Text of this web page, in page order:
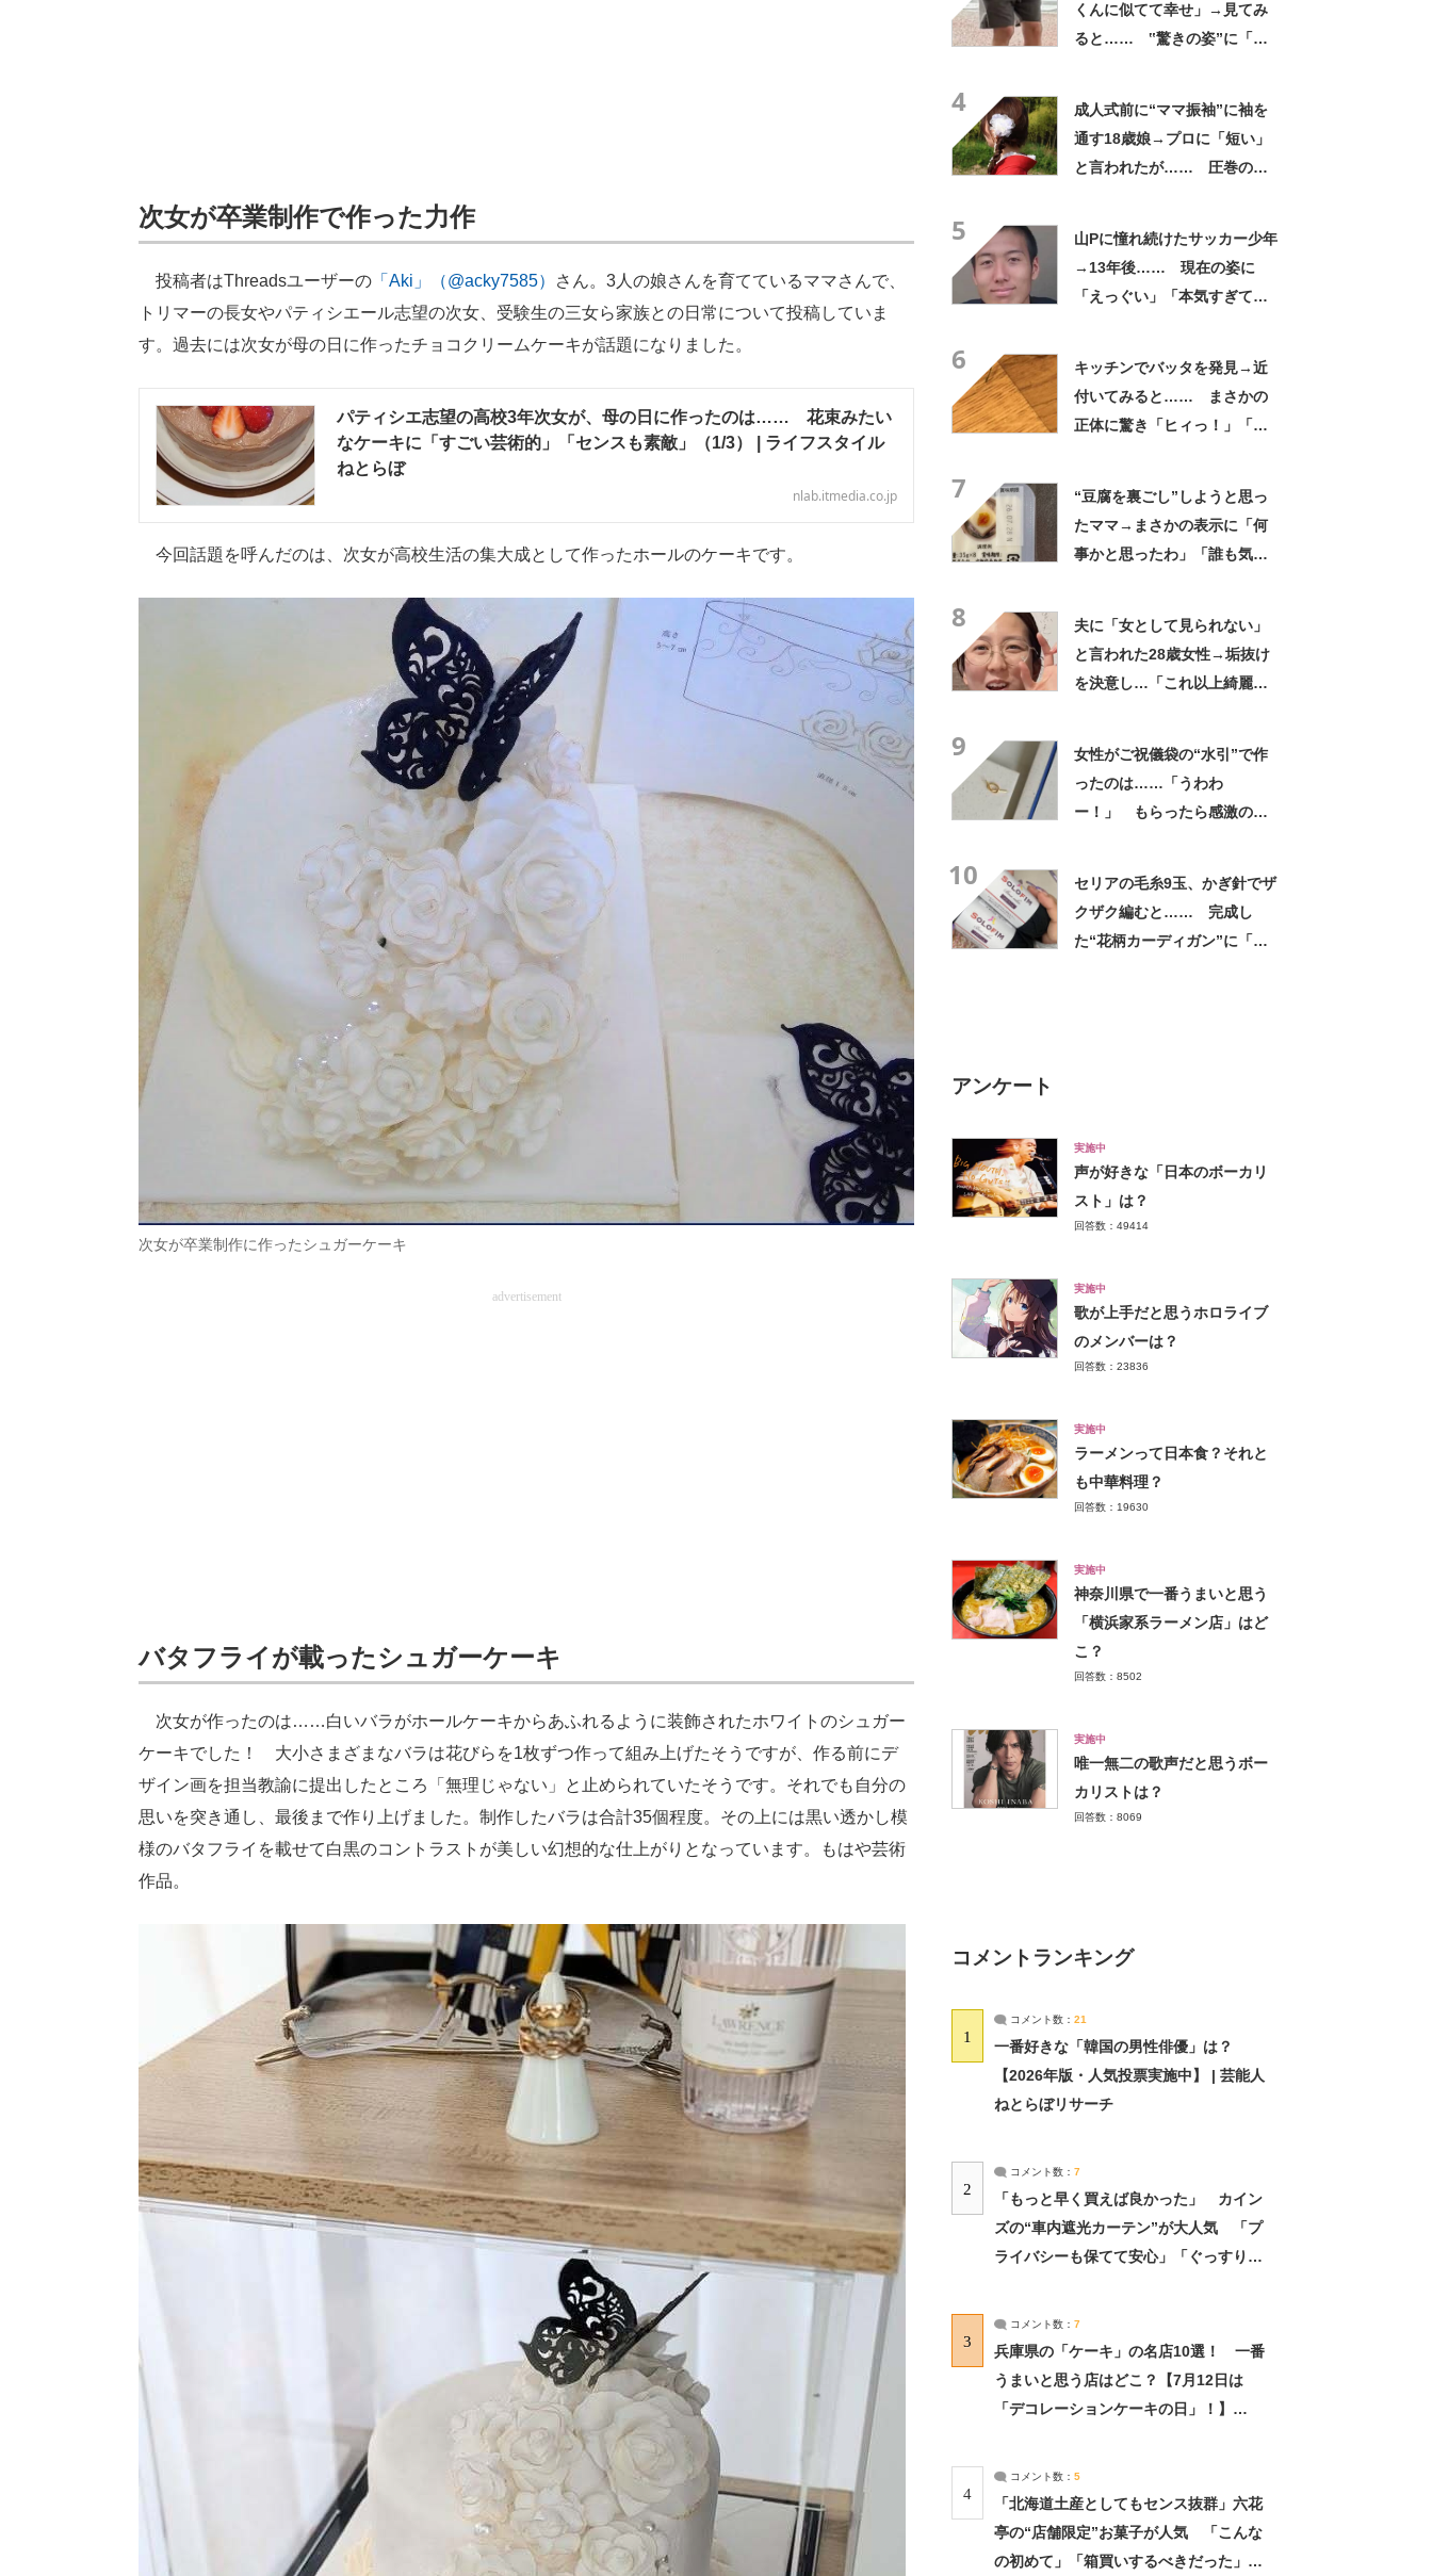
次女が卒業制作で作った力作
投稿者はThreadsユーザーの 「Aki」（@acky7585）
さん。3人の娘さんを育てているママさんで、
トリマーの長女やパティシエール志望の次女、受験生の三女ら家族との日常について投稿していま
す。過去には次女が母の日に作ったチョコクリームケーキが話題になりました。
パティシエ志望の高校3年次女が、母の日に作ったのは…… 花束みたい
なケーキに「すごい芸術的」「センスも素敵」（1/3） | ライフスタイル
ねとらぼ
nlab.itmedia.co.jp
今回話題を呼んだのは、次女が高校生活の集大成として作ったホールのケーキです。
次女が卒業制作に作ったシュガーケーキ
advertisement
バタフライが載ったシュガーケーキ
次女が作ったのは……白いバラがホールケーキからあふれるように装飾されたホワイトのシュガー
ケーキでした！ 大小さまざまなバラは花びらを1枚ずつ作って組み上げたそうですが、作る前にデ
ザイン画を担当教諭に提出したところ「無理じゃない」と止められていたそうです。それでも自分の
思いを突き通し、最後まで作り上げました。制作したバラは合計35個程度。その上には黒い透かし模
様のバタフライを載せて白黒のコントラストが美しい幻想的な仕上がりとなっています。もはや芸術
作品。
くんに似てて幸せ」→見てみ
ると…… ‟驚きの姿”に「最
4
成人式前に“ママ振袖”に袖を
通す18歳娘→プロに「短い」
と言われたが…… 圧巻の着
5
山Pに憧れ続けたサッカー少年
→13年後…… 現在の姿に
「えっぐい」「本気すぎて尊
6
キッチンでバッタを発見→近
付いてみると…… まさかの
正体に驚き「ヒィっ！」「心
7
“豆腐を裏ごし”しようと思っ
たママ→まさかの表示に「何
事かと思ったわ」「誰も気付
8
夫に「女として見られない」
と言われた28歳女性→垢抜け
を決意し…「これ以上綺麗に
9
女性がご祝儀袋の“水引”で作
ったのは……「うわわ
ー！」 もらったら感激のデ
10
セリアの毛糸9玉、かぎ針でザ
クザク編むと…… 完成し
た“花柄カーディガン”に「す
アンケート
実施中
声が好きな「日本のボーカリ
スト」は？
回答数：49414
実施中
歌が上手だと思うホロライブ
のメンバーは？
回答数：23836
実施中
ラーメンって日本食？それと
も中華料理？
回答数：19630
実施中
神奈川県で一番うまいと思う
「横浜家系ラーメン店」はど
こ？
回答数：8502
実施中
唯一無二の歌声だと思うボー
カリストは？
回答数：8069
コメントランキング
1
コメント数： 21
一番好きな「韓国の男性俳優」は？
【2026年版・人気投票実施中】 | 芸能人
ねとらぼリサーチ
2
コメント数： 7
「もっと早く買えば良かった」 カイン
ズの“車内遮光カーテン”が大人気 「プ
ライバシーも保てて安心」「ぐっすり眠
3
コメント数： 7
兵庫県の「ケーキ」の名店10選！ 一番
うまいと思う店はどこ？【7月12日は
「デコレーションケーキの日」！】
4
コメント数： 5
「北海道土産としてもセンス抜群」六花
亭の“店舗限定”お菓子が人気 「こんな
の初めて」「箱買いするべきだった」